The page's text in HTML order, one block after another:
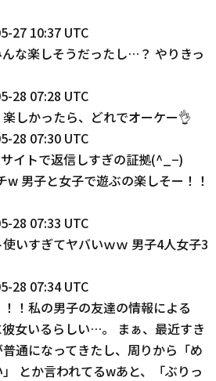
27 10:37 UTC
な楽しそうだったし…？ やりきっ
28 07:28 UTC
しかったら、どれでオーケー👌
28 07:30 UTC
イトで返信しすぎの証拠(^_−)
男子と女子で遊ぶの楽しそー！！
28 07:33 UTC
いすぎてヤバいｗｗ 男子4人女子3
28 07:34 UTC
！私の男子の友達の情報による
女いるらしい…。 まぁ、最近すき
通になってきたし、周りから「め
とか言われてるwあと、「ぶりっ